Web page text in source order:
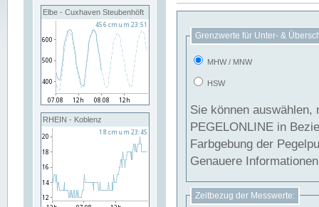
Elbe - Cuxhaven Steubenhöft
RHEIN - Koblenz
Grenzwerte für Unter- &
MHW / MNW
HSW
Sie können
PEGELONLINE in Beziehung
Farbgebung der
Genauere
Zeitbezug der Messwerte: